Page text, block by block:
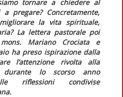
tornare a chiedere al
pregare? Concretamente,
la vita spirituale,
La lettera pastorale poi
Mariano Crociata e
ha preso ispirazione dalla
l’attenzione rivolta alla
durante lo scorso anno
riflessioni condivise